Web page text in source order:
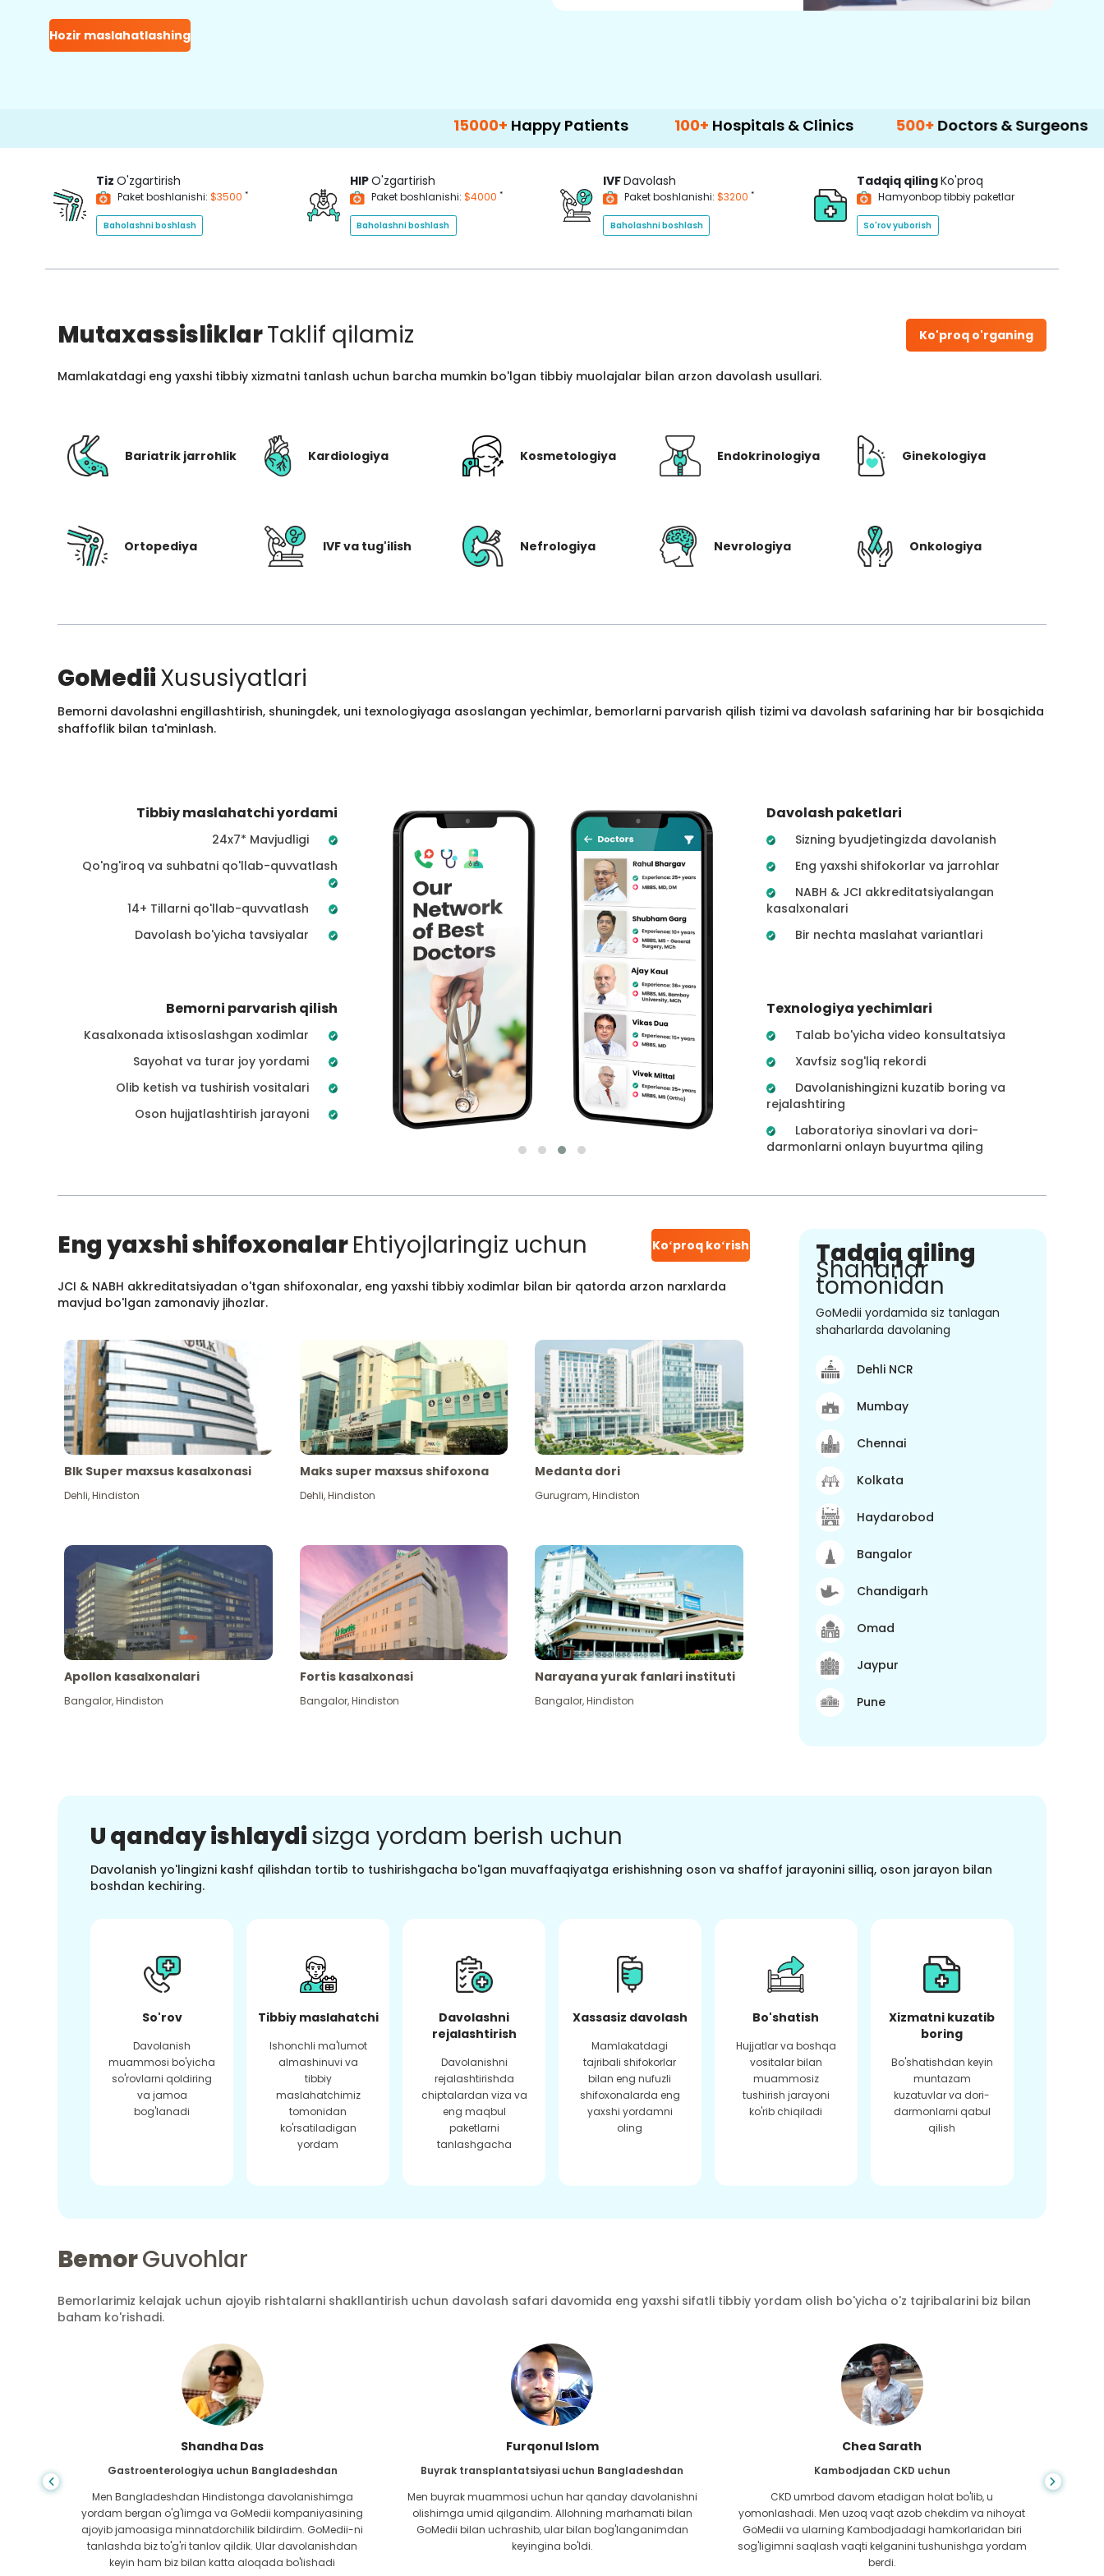
Hozir maslahatlashing
Happy Patients 100+Hospitals & Clinics 500+Doctors & Surgeons 14+
Tiz O'zgartirish
Paket boshlanishi: $3500 *
Baholashni boshlash
HIPO'zgartirish
Paket boshlanishi: $4000 *
Baholashni boshlash
IVFDavolash
Paket boshlanishi: $3200 *
Baholashni boshlash
Tadqiq qilingKo'proq
Hamyonbop tibbiy paketlar
So'rov yuborish
MutaxassisliklarTaklif qilamiz Ko'proq o'rganing
Mamlakatdagi eng yaxshi tibbiy xizmatni tanlash uchun barcha mumkin bo'lgan tibbiy muolajalar bilan arzon davolash usullari.
Bariatrik jarrohlik Kardiologiya Kosmetologiya Endokrinologiya Ginekologiya
Ortopediya IVF va tug'ilish Nefrologiya Nevrologiya Onkologiya
GoMediiXususiyatlari
Bemorni davolashni engillashtirish, shuningdek, uni texnologiyaga asoslangan yechimlar, bemorlarni parvarish qilish tizimi va davolash safarining har bir bosqichida
shaffoflik bilan ta'minlash.
Tibbiy maslahatchi yordami
24x7* Mavjudligi
Qo'ng'iroq va suhbatni qo'llab-quvvatlash
14+ Tillarni qo'llab-quvvatlash
Davolash bo'yicha tavsiyalar
Bemorni parvarish qilish
Kasalxonada ixtisoslashgan xodimlar
Sayohat va turar joy yordami
Olib ketish va tushirish vositalari
Oson hujjatlashtirish jarayoni
Davolash paketlari
Sizning byudjetingizda davolanish
Eng yaxshi shifokorlar va jarrohlar
NABH & JCI akkreditatsiyalangan
kasalxonalari
Bir nechta maslahat variantlari
Texnologiya yechimlari
Talab bo'yicha video konsultatsiya
Xavfsiz sog'liq rekordi
Davolanishingizni kuzatib boring va
rejalashtiring
Laboratoriya sinovlari va dori-
darmonlarni onlayn buyurtma qiling
Eng yaxshi shifoxonalarEhtiyojlaringiz uchun Koʻproq koʻrish
JCI & NABH akkreditatsiyadan o'tgan shifoxonalar, eng yaxshi tibbiy xodimlar bilan bir qatorda arzon narxlarda
mavjud bo'lgan zamonaviy jihozlar.
Blk Super maxsus kasalxonasi
Dehli,Hindiston
Maks super maxsus shifoxona
Dehli,Hindiston
Medanta dori
Gurugram,Hindiston
Apollon kasalxonalari
Bangalor,Hindiston
Fortis kasalxonasi
Bangalor,Hindiston
Narayana yurak fanlari instituti
Bangalor,Hindiston
Tadqiq qiling
Shaharlar
tomonidan
GoMedii yordamida siz tanlagan
shaharlarda davolaning
Dehli NCR
Mumbay
Chennai
Kolkata
Haydarobod
Bangalor
Chandigarh
Omad
Jaypur
Pune
U qanday ishlaydisizga yordam berish uchun
Davolanish yo'lingizni kashf qilishdan tortib to tushirishgacha bo'lgan muvaffaqiyatga erishishning oson va shaffof jarayonini silliq, oson jarayon bilan
boshdan kechiring.
So'rov
Davolanish
muammosi bo'yicha
so'rovlarni qoldiring
va jamoa
bog'lanadi
Tibbiy maslahatchi
Ishonchli ma'lumot
almashinuvi va
tibbiy
maslahatchimiz
tomonidan
ko'rsatiladigan
yordam
Davolashni
rejalashtirish
Davolanishni
rejalashtirishda
chiptalardan viza va
eng maqbul
paketlarni
tanlashgacha
Xassasiz davolash
Mamlakatdagi
tajribali shifokorlar
bilan eng nufuzli
shifoxonalarda eng
yaxshi yordamni
oling
Bo'shatish
Hujjatlar va boshqa
vositalar bilan
muammosiz
tushirish jarayoni
ko'rib chiqiladi
Xizmatni kuzatib
boring
Bo'shatishdan keyin
muntazam
kuzatuvlar va dori-
darmonlarni qabul
qilish
BemorGuvohlar
Bemorlarimiz kelajak uchun ajoyib rishtalarni shakllantirish uchun davolash safari davomida eng yaxshi sifatli tibbiy yordam olish bo'yicha o'z tajribalarini biz bilan
baham ko'rishadi.
Shandha Das
Gastroenterologiya uchun Bangladeshdan
Men Bangladeshdan Hindistonga davolanishimga
yordam bergan o'g'limga va GoMedii kompaniyasining
ajoyib jamoasiga minnatdorchilik bildirdim. GoMedii-ni
tanlashda biz to'g'ri tanlov qildik. Ular davolanishdan
keyin ham biz bilan katta aloqada bo'lishadi
Furqonul Islom
Buyrak transplantatsiyasi uchun Bangladeshdan
Men buyrak muammosi uchun har qanday davolanishni
olishimga umid qilgandim. Allohning marhamati bilan
GoMedii bilan uchrashib, ular bilan bog'langanimdan
keyingina bo'ldi.
Chea Sarath
Kambodjadan CKD uchun
CKD umrbod davom etadigan holat bo'lib, u
yomonlashadi. Men uzoq vaqt azob chekdim va nihoyat
GoMedii va ularning Kambodjadagi hamkorlaridan biri
sog'ligimni saqlash vaqti kelganini tushunishga yordam
berdi.